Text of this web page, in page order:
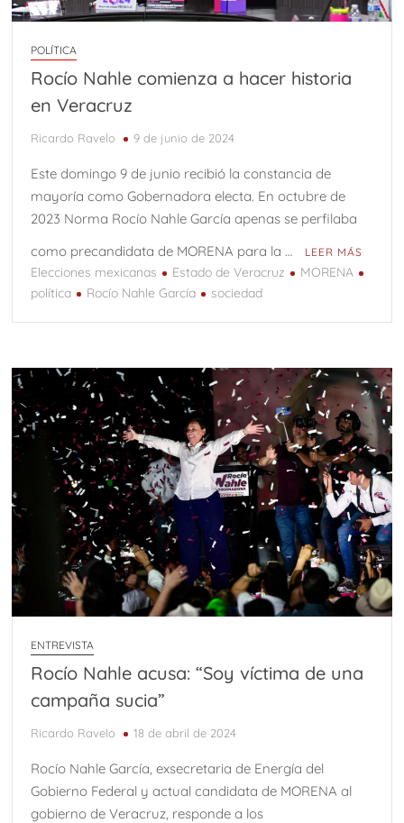
POLÍTICA
Rocío Nahle comienza a hacer historia
en Veracruz
Ricardo Ravelo 9 de junio de 2024
Este domingo 9 de junio recibió la constancia de
mayoría como Gobernadora electa. En octubre de
2023 Norma Rocío Nahle García apenas se perfilaba
como precandidata de MORENA para la …
LEER MÁS
Elecciones mexicanas Estado de Veracruz
MORENA
política
Rocío Nahle García sociedad
ENTREVISTA
Rocío Nahle acusa: “Soy víctima de una
campaña sucia”
Ricardo Ravelo 18 de abril de 2024
Rocío Nahle García, exsecretaria de Energía del
Gobierno Federal y actual candidata de MORENA al
gobierno de Veracruz, responde a los